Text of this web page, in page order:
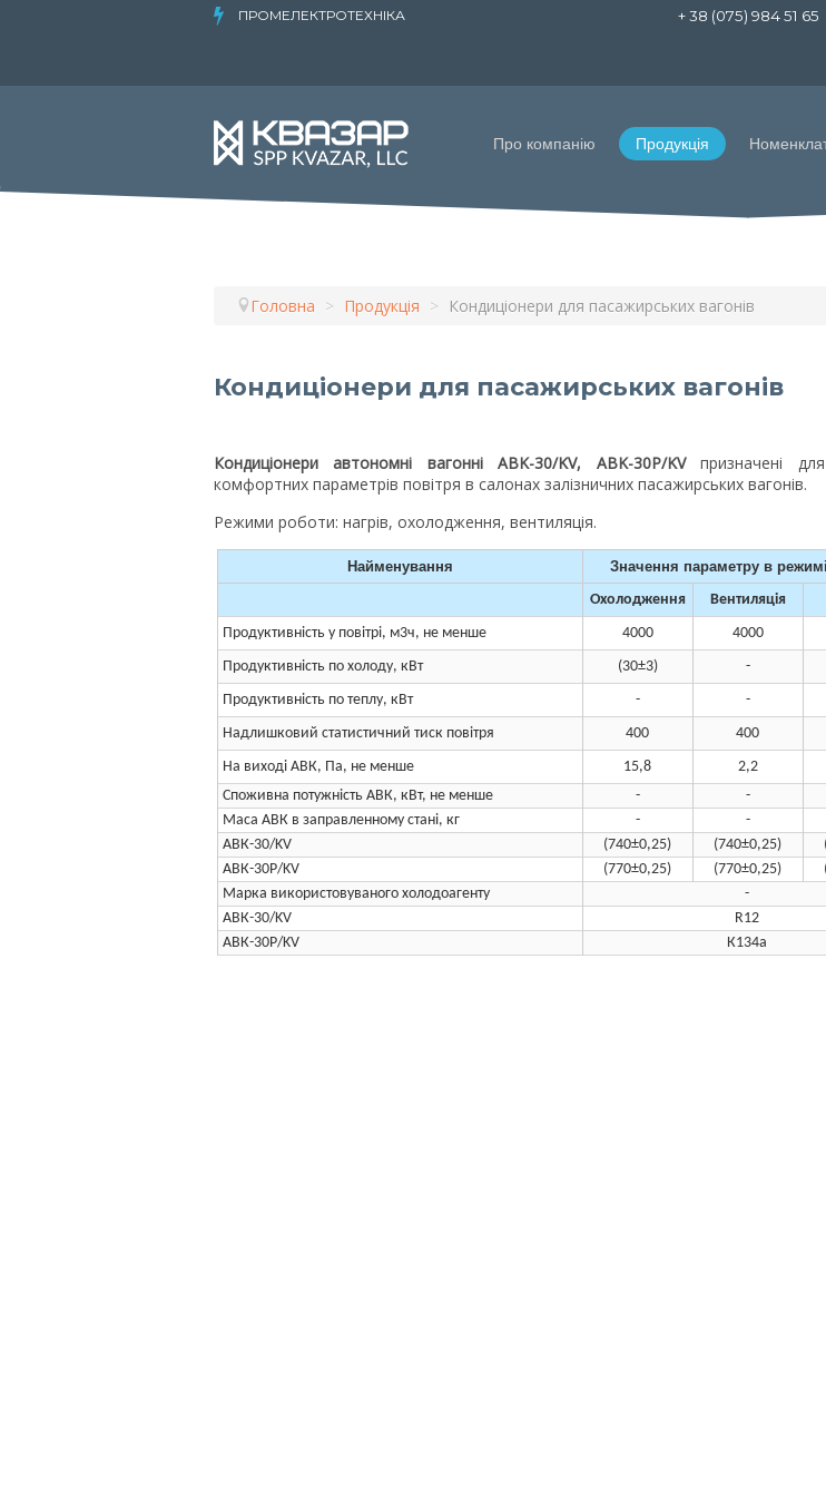
ПРОМЕЛЕКТРОТЕХНІКА + 38 (075) 984 51 65
Про компанію Продукція
Головна > Продукція > Кондиціонери для пасажирських вагонів
Кондиціонери для пасажирських вагонів
Кондиціонери автономні вагонні ABK-30/KV, ABK-30P/KVпризначені для
комфортних параметрів повітря в салонах залізничних пасажирських вагонів.
Режими роботи: нагрів, охолодження, вентиляція.
Найменування
Значення параметру в
Охолодження
Вентиляція
Продуктивність у повітрі, м3ч, не менше
4000 4000
Продуктивність по холоду, кВт
(30±3) -
Продуктивність по теплу, кВт
- -
Надлишковий статистичний тиск повітря
400 400
На виході АВК, Па, не менше
15,8 2,2
Споживна потужність АВК, кВт, не менше
- -
Маса АВК в заправленному стані, кг
- -
АВК-30/KV
(740±0,25) (740±0,25)
АВК-30Р/KV
(770±0,25) (770±0,25)
Марка використовуваного холодоагенту
-
АВК-30/KV
R12
АВК-30Р/KV
К134a